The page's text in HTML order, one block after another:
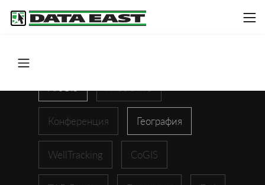
Конференция География
WellTracking CoGIS